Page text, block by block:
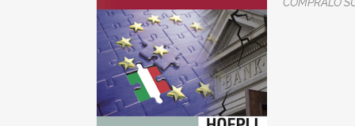
COMPRALO